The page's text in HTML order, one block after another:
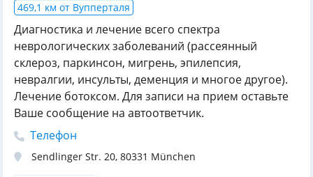
469,1 км от Вупперталя
Диагностика и лечение всего спектра
неврологических заболеваний (рассеянный
склероз, паркинсон, мигрень, эпилепсия,
невралгии, инсульты, деменция и многое другое).
Лечение ботоксом. Для записи на прием оставьте
Ваше сообщение на автоответчик.
Телефон
Sendlinger Str. 20, 80331 München